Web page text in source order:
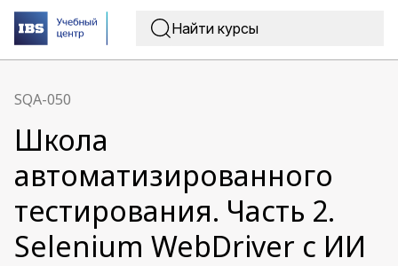
SQA-050
Школа
автоматизированного
тестирования. Часть 2.
Selenium WebDriver с ИИ